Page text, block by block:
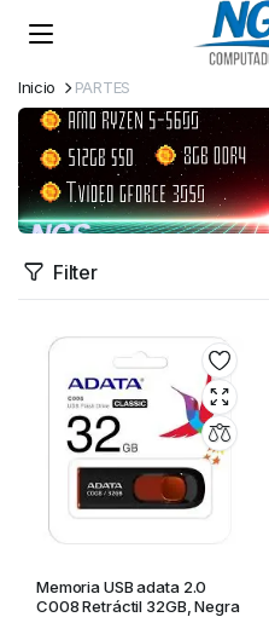
Inicio PARTES
Filter
Memoria USB adata 2.0
C008 Retráctil 32GB, Negra